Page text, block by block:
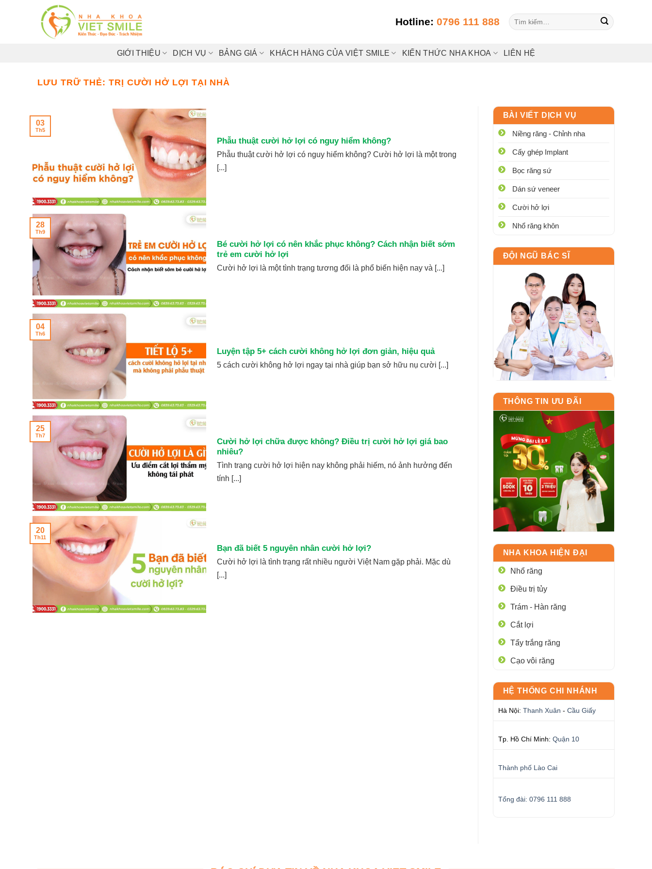
Hotline: 0796 111 888
Tìm
kiếm:
GIỚI THIỆU DỊCH VỤ BẢNG GIÁ KHÁCH HÀNG CỦA VIỆT SMILE KIẾN THỨC NHA KHOA LIÊN HỆ
LƯU TRỮ THẺ: TRỊ CƯỜI HỞ LỢI TẠI NHÀ
Phẫu thuật cười hở lợi có nguy hiểm không?
Phẫu thuật cười hở lợi có nguy hiểm không? Cười hở lợi là một trong
[...]
03
Th5
Bé cười hở lợi có nên khắc phục không? Cách nhận biết sớm
trẻ em cười hở lợi
Cười hở lợi là một tình trạng tương đối là phổ biến hiện nay và [...]
28
Th9
Luyện tập 5+ cách cười không hở lợi đơn giản, hiệu quả
5 cách cười không hở lợi ngay tại nhà giúp bạn sở hữu nụ cười [...]
04
Th6
Cười hở lợi chữa được không? Điều trị cười hở lợi giá bao
nhiêu?
Tình trạng cười hở lợi hiện nay không phải hiếm, nó ảnh hưởng đến
tính [...]
25
Th7
Bạn đã biết 5 nguyên nhân cười hở lợi?
Cười hở lợi là tình trạng rất nhiều người Việt Nam gặp phải. Mặc dù
[...]
20
Th11
BÀI VIẾT DỊCH VỤ
Niềng răng - Chỉnh nha
Cấy ghép Implant
Bọc răng sứ
Dán sứ veneer
Cười hở lợi
Nhổ răng khôn
ĐỘI NGŨ BÁC SĨ
THÔNG TIN ƯU ĐÃI
NHA KHOA HIỆN ĐẠI
Nhổ răng
Điều trị tủy
Trám - Hàn răng
Cắt lợi
Tẩy trắng răng
Cạo vôi răng
HỆ THỐNG CHI NHÁNH
Hà Nội: Thanh Xuân - Cầu Giấy
Tp. Hồ Chí Minh: Quận 10
Thành phố Lào Cai
Tổng đài: 0796 111 888